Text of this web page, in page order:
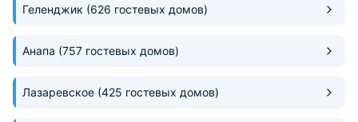
Геленджик (626 гостевых домов)
Анапа (757 гостевых домов)
Лазаревское (425 гостевых домов)